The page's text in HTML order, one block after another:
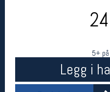
5+
Legg i